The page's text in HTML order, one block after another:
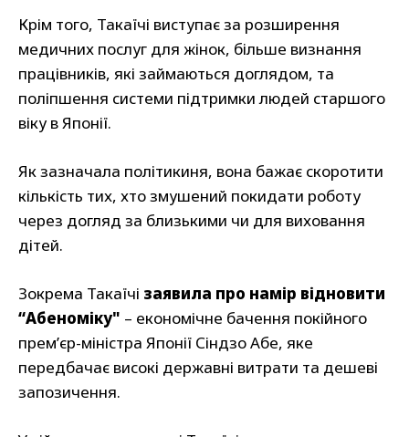
Крім того, Такаїчі виступає за розширення
медичних послуг для жінок, більше визнання
працівників, які займаються доглядом, та
поліпшення системи підтримки людей старшого
віку в Японії.
Як зазначала політикиня, вона бажає скоротити
кількість тих, хто змушений покидати роботу
через догляд за близькими чи для виховання
дітей.
Зокрема Такаїчі заявила про намір відновити
“Абеноміку" – економічне бачення покійного
прем’єр-міністра Японії Сіндзо Абе, яке
передбачає високі державні витрати та дешеві
запозичення.